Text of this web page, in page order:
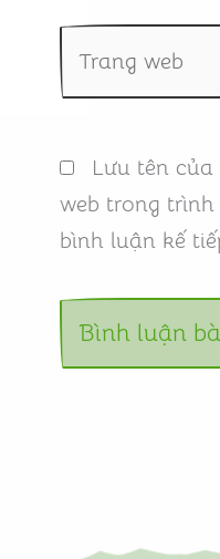
Trang
web
Lưu tên
web trong
bình luận kế